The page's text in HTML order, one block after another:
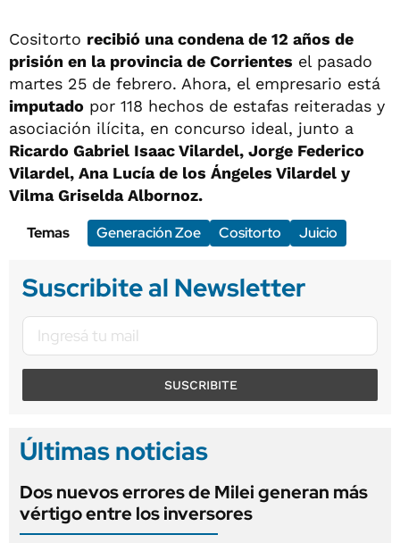
Cositorto recibió una condena de 12 años de
prisión en la provincia de Corrientes el pasado
martes 25 de febrero. Ahora, el empresario está
imputado por 118 hechos de estafas reiteradas y
asociación ilícita, en concurso ideal, junto a
Ricardo Gabriel Isaac Vilardel, Jorge Federico
Vilardel, Ana Lucía de los Ángeles Vilardel y
Vilma Griselda Albornoz.
Temas
Generación Zoe Cositorto Juicio
Suscribite al Newsletter
SUSCRIBITE
Últimas noticias
Dos nuevos errores de Milei generan más
vértigo entre los inversores